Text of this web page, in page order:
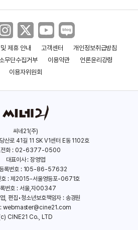
윙걸즈＞ 예고편
제휴 안내 고객센터
개인정보취급방침
무단수집거부 이용약관
언론윤리강령
이용자위원회
씨네21(주)
산로 41길 11 SK V1센터 E동 1102호
전화 : 02-6377-0500
대표이사 : 장영엽
등록번호 : 105-86-57632
호 : 제2015-서울영등포-0671호
번호 : 서울,자00347
, 편집•청소년보호책임자 : 송경원
webmaster@cine21.com
CINE21 Co., LTD